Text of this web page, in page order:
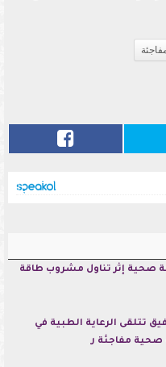
صحية إثر تناول مشروب طاقة
تتلقى الرعاية الطبية في
صحية مفاجئة ر